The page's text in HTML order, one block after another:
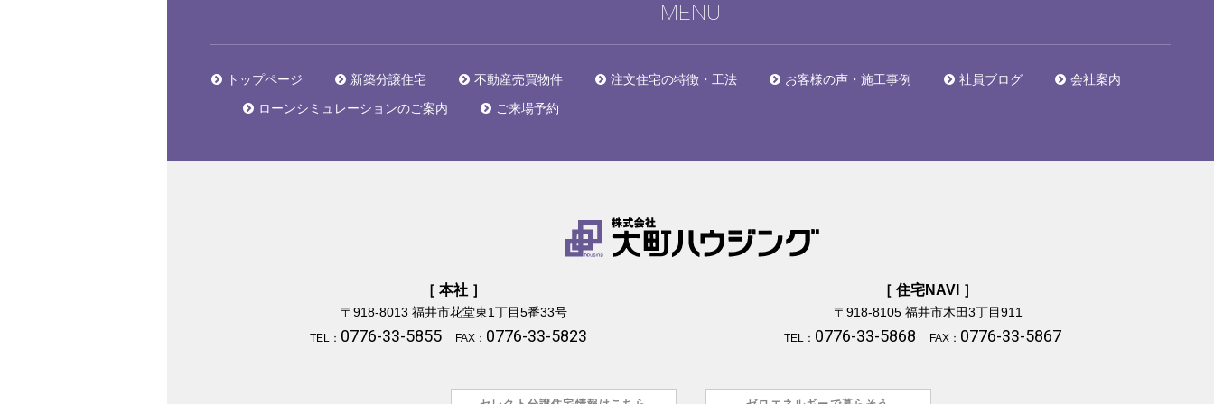
MENU
トップページ 新築分譲住宅 不動産売買物件 注文住宅の特徴・工法 お客様の声・施工事例 社員ブログ
会社案内
ローンシミュレーションのご案内
ご来場予約
［ 本社 ］
〒918-8013 福井市花堂東1丁目5番33号
TEL： 0776-33-5855 FAX： 0776-33-5823
［ 住宅NAVI ］
〒918-8105福井市木田3丁目911
TEL： 0776-33-5868 FAX： 0776-33-5867